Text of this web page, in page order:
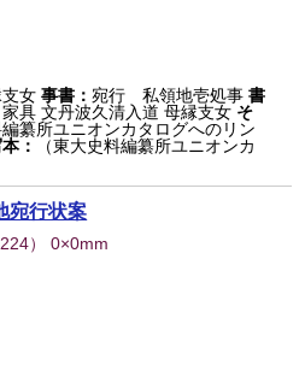
女 事書：宛行 私領地壱処事書
家具 文丹波久清入道 母縁支女 そ
編纂所ユニオンカタログへのリン
：
（東大史料編纂所ユニオンカ
宛行状案
） 0×0mm